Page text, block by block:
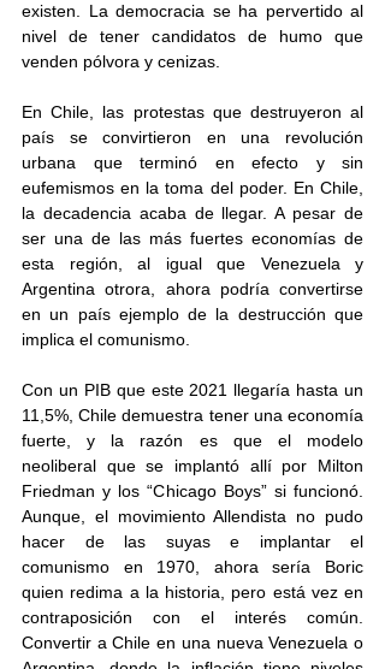
existen. La democracia se ha pervertido al
nivel de tener candidatos de humo que
venden pólvora y cenizas.
En Chile, las protestas que destruyeron al
país se convirtieron en una revolución
urbana que terminó en efecto y sin
eufemismos en la toma del poder. En Chile,
la decadencia acaba de llegar. A pesar de
ser una de las más fuertes economías de
esta región, al igual que Venezuela y
Argentina otrora, ahora podría convertirse
en un país ejemplo de la destrucción que
implica el comunismo.
Con un PIB que este 2021 llegaría hasta un
11,5%, Chile demuestra tener una economía
fuerte, y la razón es que el modelo
neoliberal que se implantó allí por Milton
Friedman y los “Chicago Boys” si funcionó.
Aunque, el movimiento Allendista no pudo
hacer de las suyas e implantar el
comunismo en 1970, ahora sería Boric
quien redima a la historia, pero está vez en
contraposición con el interés común.
Convertir a Chile en una nueva Venezuela o